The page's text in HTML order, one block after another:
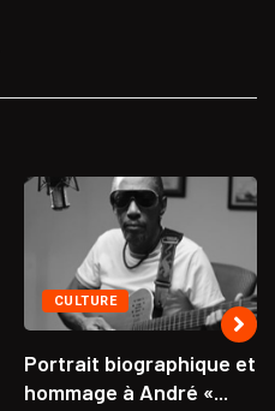
CULTURE
Portrait biographique et
hommage à André «...